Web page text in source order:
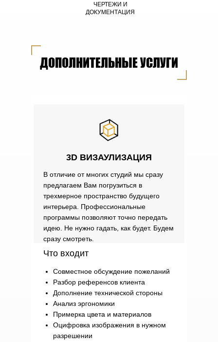
ЧЕРТЕЖИ И
ДОКУМЕНТАЦИЯ
ДОПОЛНИТЕЛЬНЫЕ УСЛУГИ
3D ВИЗАУЛИЗАЦИЯ
В отличие от многих студий мы сразу
предлагаем Вам погрузиться в
трехмерное пространство будущего
интерьера. Профессиональные
программы позволяют точно передать
идею. Не нужно гадать, как будет. Будем
сразу смотреть.
Что входит
Совместное обсуждение пожеланий
Разбор референсов клиента
Дополнение технической стороны
Анализ эргономики
Примерка цвета и материалов
Оцифровка изображения в нужном
разрешении